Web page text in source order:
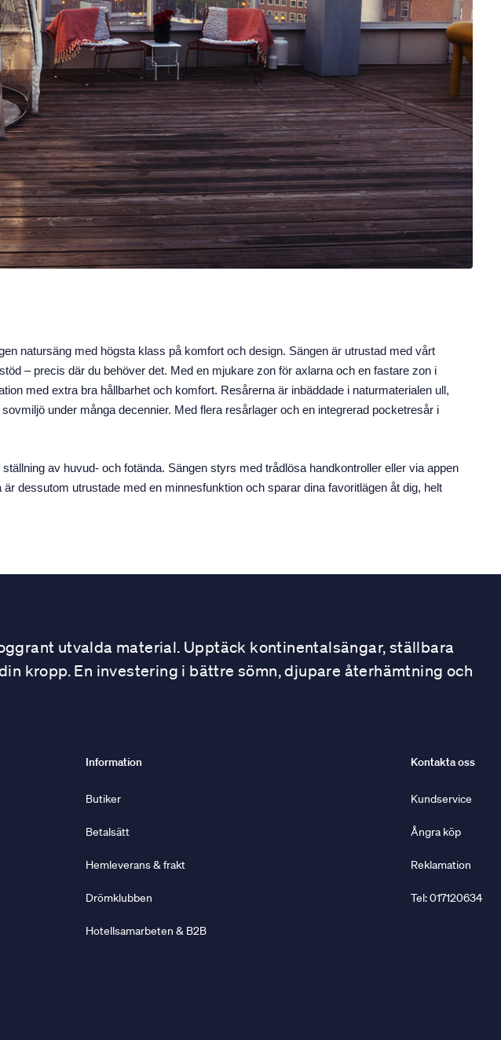
natursäng med högsta klass på komfort och design. Sängen är utrustad med vårt
– precis där du behöver det. Med en mjukare zon för axlarna och en fastare zon i
med extra bra hållbarhet och komfort. Resårerna är inbäddade i naturmaterialen ull,
under många decennier. Med flera resårlager och en integrerad pocketresår i
av huvud- och fotända. Sängen styrs med trådlösa handkontroller eller via appen
dessutom utrustade med en minnesfunktion och sparar dina favoritlägen åt dig, helt
utvalda material. Upptäck kontinentalsängar, ställbara
kropp. En investering i bättre sömn, djupare återhämtning och
Information
Butiker
Betalsätt
Hemleverans & frakt
Drömklubben
Hotellsamarbeten & B2B
Kontakta oss
Kundservice
Ångra köp
Reklamation
Tel: 017120634